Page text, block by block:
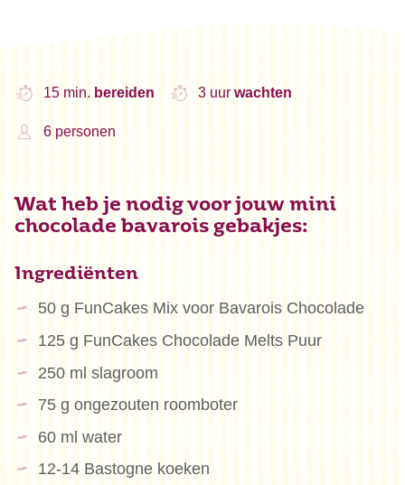
15 min. bereiden 3 uur wachten
6 personen
Wat heb je nodig voor jouw mini
chocolade bavarois gebakjes:
Ingrediënten
50 g FunCakes Mix voor Bavarois Chocolade
125 g FunCakes Chocolade Melts Puur
250 ml slagroom
75 g ongezouten roomboter
60 ml water
12-14 Bastogne koeken